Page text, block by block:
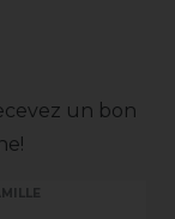
un bon